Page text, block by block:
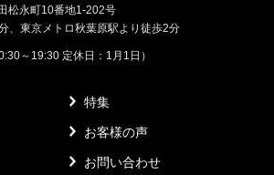
松永町10番地1-202号
、東京メトロ秋葉原駅より徒歩2分
～19:30 定休日：1月1日）
特集
お客様の声
お問い合わせ